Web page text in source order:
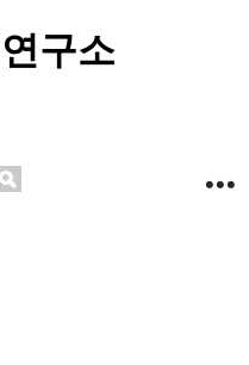
구소